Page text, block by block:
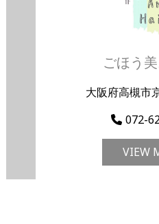
ごほう
大阪府高槻市
072-
VIEW